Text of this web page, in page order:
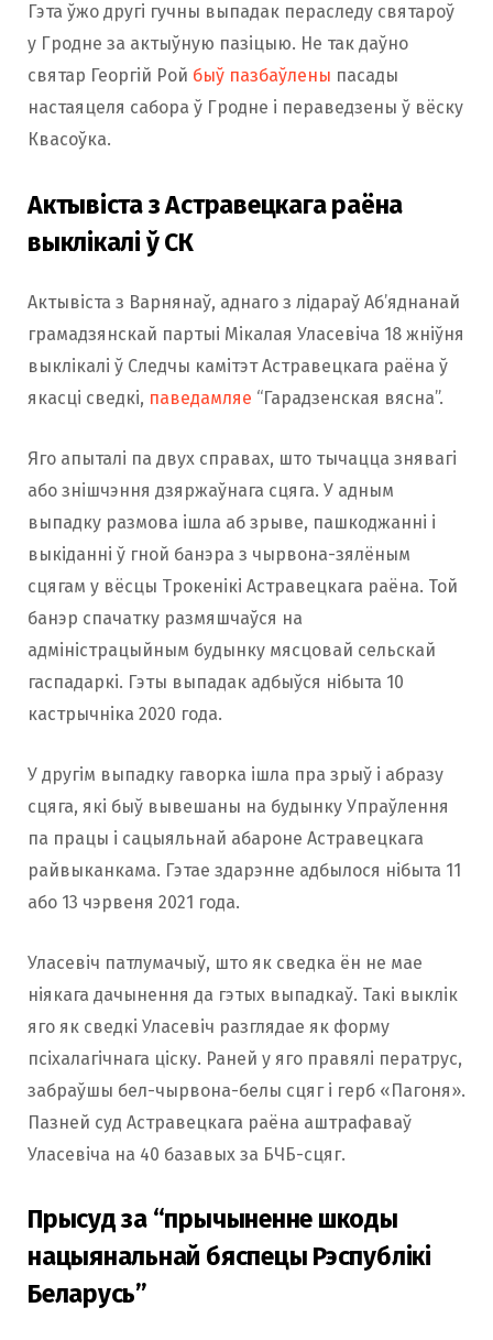
Гэта ўжо другі гучны выпадак пераследу святароў
у Гродне за актыўную пазіцыю. Не так даўно
святар Георгій Рой быў пазбаўлены пасады
настаяцеля сабора ў Гродне і пераведзены ў вёску
Квасоўка.
Актывіста з Астравецкага раёна
выклікалі ў СК
Актывіста з Варнянаў, аднаго з лідараў Аб’яднанай
грамадзянскай партыі Мікалая Уласевіча 18 жніўня
выклікалі ў Следчы камітэт Астравецкага раёна ў
якасці сведкі, паведамляе “Гарадзенская вясна”.
Яго апыталі па двух справах, што тычацца знявагі
або знішчэння дзяржаўнага сцяга. У адным
выпадку размова ішла аб зрыве, пашкоджанні і
выкіданні ў гной банэра з чырвона-зялёным
сцягам у вёсцы Трокенікі Астравецкага раёна. Той
банэр спачатку размяшчаўся на
адміністрацыйным будынку мясцовай сельскай
гаспадаркі. Гэты выпадак адбыўся нібыта 10
кастрычніка 2020 года.
У другім выпадку гаворка ішла пра зрыў і абразу
сцяга, які быў вывешаны на будынку Упраўлення
па працы і сацыяльнай абароне Астравецкага
райвыканкама. Гэтае здарэнне адбылося нібыта 11
або 13 чэрвеня 2021 года.
Уласевіч патлумачыў, што як сведка ён не мае
ніякага дачынення да гэтых выпадкаў. Такі выклік
яго як сведкі Уласевіч разглядае як форму
псіхалагічнага ціску. Раней у яго правялі ператрус,
забраўшы бел-чырвона-белы сцяг і герб «Пагоня».
Пазней суд Астравецкага раёна аштрафаваў
Уласевіча на 40 базавых за БЧБ-сцяг.
Прысуд за “прычыненне шкоды
нацыянальнай бяспецы Рэспублікі
Беларусь”